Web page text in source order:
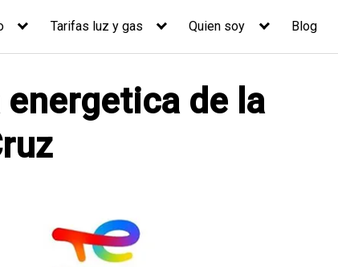
Tarifas luz y gas Quien soy Blog
de la